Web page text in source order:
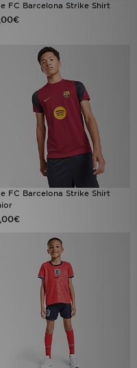
FC Barcelona Strike Shirt
FC Barcelona Strike Shirt